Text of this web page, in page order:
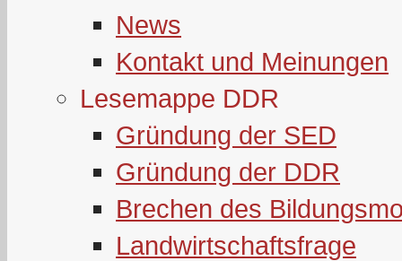
News
Kontakt und Meinungen
Lesemappe DDR
Gründung der SED
Gründung der DDR
Brechen des
Landwirtschaftsfrage